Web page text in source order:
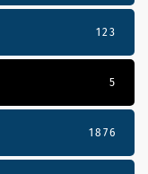
123
5
1876